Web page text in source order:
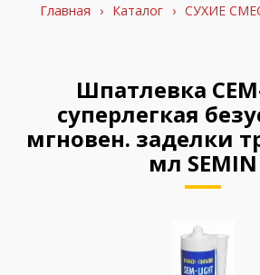
Главная › Каталог › СУХИЕ
Шпатлевка
суперлегкая
мгновен. заделки
мл SEMIN